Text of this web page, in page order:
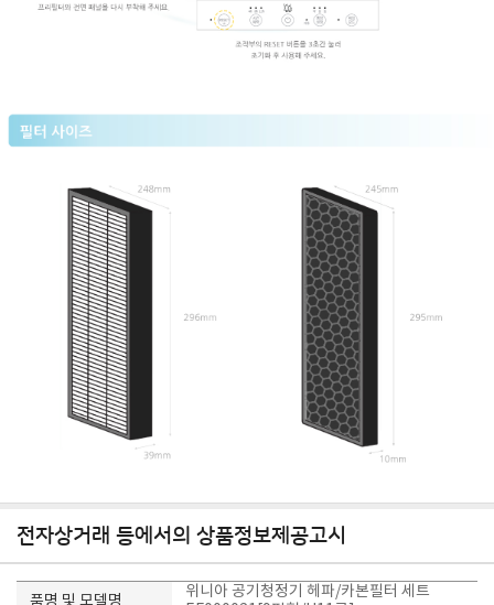
전자상거래 등에서의 상품정보제공고시
품명 및 모델명
위니아 공기청정기 헤파/카본필터 세트